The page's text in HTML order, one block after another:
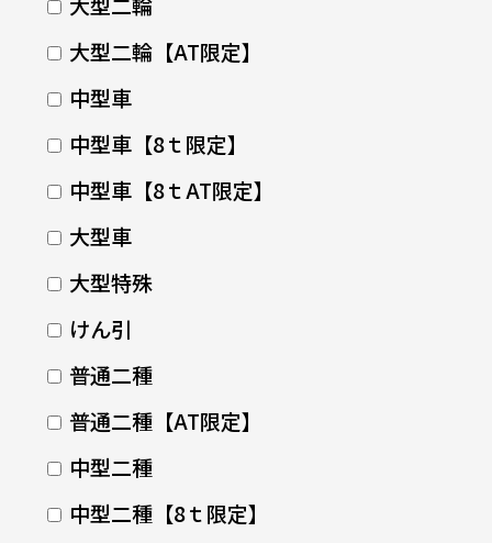
大型二輪【AT限定】
中型車
中型車【8ｔ限定】
中型車【8ｔAT限定】
大型車
大型特殊
けん引
普通二種
普通二種【AT限定】
中型二種
中型二種【8ｔ限定】